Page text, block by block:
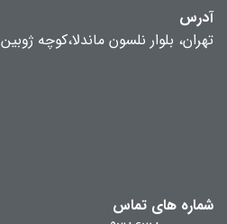
آدرس
تهران، بلوار نلسون ماندلا،کوچه ژوبین
شماره های تماس